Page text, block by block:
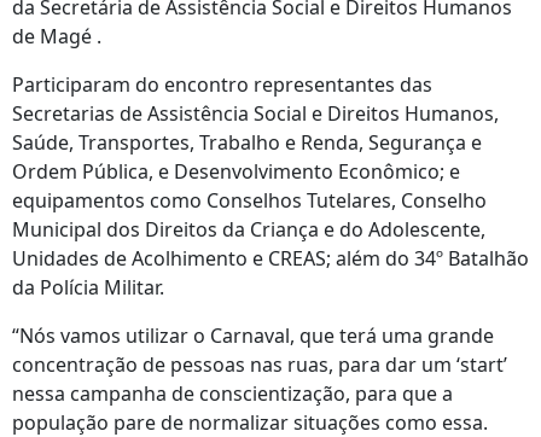
da Secretária de Assistência Social e Direitos Humanos
de Magé .
Participaram do encontro representantes das
Secretarias de Assistência Social e Direitos Humanos,
Saúde, Transportes, Trabalho e Renda, Segurança e
Ordem Pública, e Desenvolvimento Econômico; e
equipamentos como Conselhos Tutelares, Conselho
Municipal dos Direitos da Criança e do Adolescente,
Unidades de Acolhimento e CREAS; além do 34º Batalhão
da Polícia Militar.
“Nós vamos utilizar o Carnaval, que terá uma grande
concentração de pessoas nas ruas, para dar um ‘start’
nessa campanha de conscientização, para que a
população pare de normalizar situações como essa.